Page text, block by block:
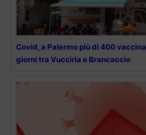
Covid, a Palermo più di 400
giorni tra Vucciria e Brancaccio